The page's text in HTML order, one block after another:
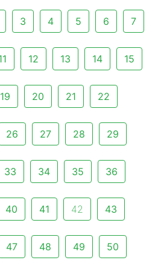
3 4 5 6 7
12 13 14 15
19 20 21 22
26 27 28 29
33 34 35 36
40 41 42 43
47 48 49 50